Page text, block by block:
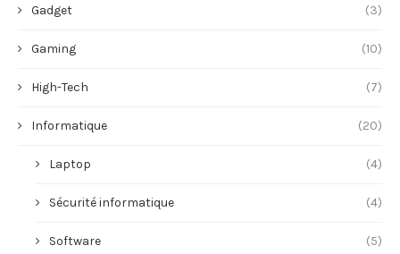
Gadget (3)
Gaming (10)
High-Tech (7)
Informatique (20)
Laptop (4)
Sécurité informatique (4)
Software (5)